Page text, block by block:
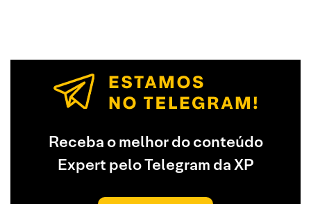
Receba o melhor do conteúdo
Expert pelo Telegram da XP